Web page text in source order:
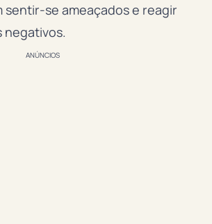
sentir-se ameaçados e reagir
negativos.
ANÚNCIOS